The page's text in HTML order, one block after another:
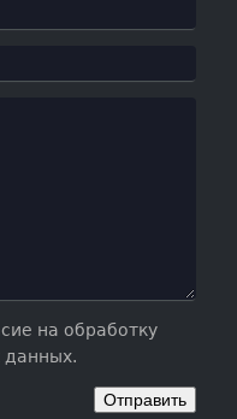
на обработку
данных.